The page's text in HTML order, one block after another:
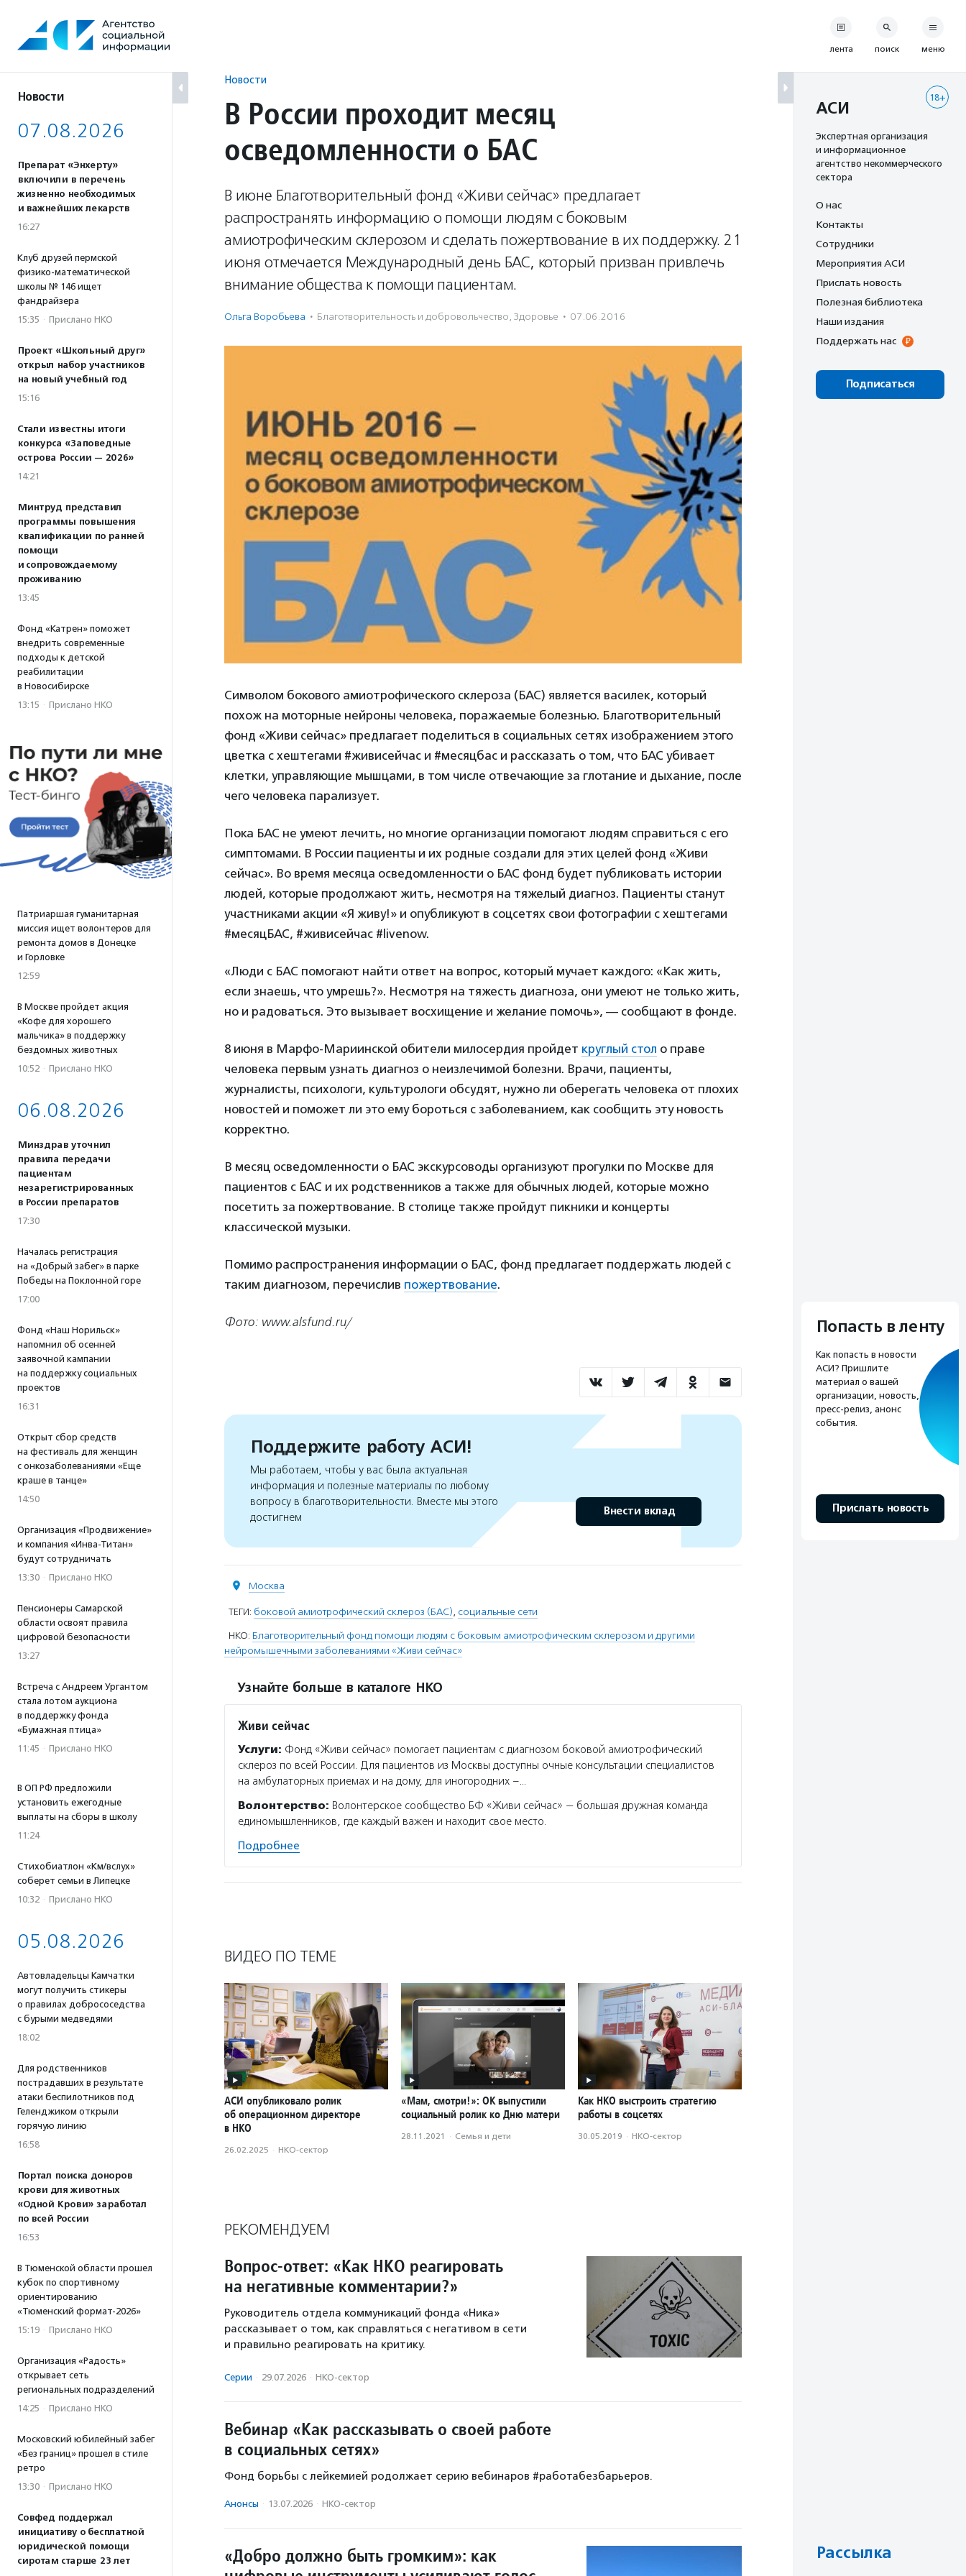
содержанию
Новости
07.08.2026
Препарат «Энхерту»
включили в перечень
жизненно необходимых
и важнейших лекарств
16:27
Клуб друзей пермской
физико-математической
школы № 146 ищет
фандрайзера
15:35 · Прислано НКО
Проект «Школьный друг»
открыл набор участников
на новый учебный год
15:16
Стали известны итоги
конкурса «Заповедные
острова России — 2026»
14:21
Минтруд представил
программы повышения
квалификации по ранней
помощи
и сопровождаемому
проживанию
13:45
Фонд «Катрен» поможет
внедрить современные
подходы к детской
реабилитации
в Новосибирске
13:15 · Прислано НКО
Патриаршая гуманитарная
миссия ищет волонтеров для
ремонта домов в Донецке
и Горловке
12:59
В Москве пройдет акция
«Кофе для хорошего
мальчика» в поддержку
бездомных животных
10:52 · Прислано НКО
06.08.2026
Минздрав уточнил
правила передачи
пациентам
незарегистрированных
в России препаратов
17:30
Началась регистрация
на «Добрый забег» в парке
Победы на Поклонной горе
17:00
Фонд «Наш Норильск»
напомнил об осенней
заявочной кампании
на поддержку социальных
проектов
16:31
Открыт сбор средств
на фестиваль для женщин
с онкозаболеваниями «Еще
краше в танце»
14:50
Организация «Продвижение»
и компания «Инва-Титан»
будут сотрудничать
13:30 · Прислано НКО
Пенсионеры Самарской
области освоят правила
цифровой безопасности
13:27
Встреча с Андреем Ургантом
стала лотом аукциона
в поддержку фонда
«Бумажная птица»
11:45 · Прислано НКО
В ОП РФ предложили
установить ежегодные
выплаты на сборы в школу
11:24
Стихобиатлон «Км/вслух»
соберет семьи в Липецке
10:32 · Прислано НКО
05.08.2026
Автовладельцы Камчатки
могут получить стикеры
о правилах добрососедства
с бурыми медведями
18:02
Для родственников
пострадавших в результате
атаки беспилотников под
Геленджиком открыли
горячую линию
16:58
Портал поиска доноров
крови для животных
«Одной Крови» заработал
по всей России
16:53
В Тюменской области прошел
кубок по спортивному
ориентированию
«Тюменский формат-2026»
15:19 · Прислано НКО
Организация «Радость»
открывает сеть
региональных подразделений
14:25 · Прислано НКО
Московский юбилейный забег
«Без границ» прошел в стиле
ретро
13:30 · Прислано НКО
Совфед поддержал
инициативу о бесплатной
юридической помощи
сиротам старше 23 лет
Новости
В России проходит месяц
осведомленности о БАС
В июне Благотворительный фонд «Живи сейчас» предлагает
распространять информацию о помощи людям с боковым
амиотрофическим склерозом и сделать пожертвование в их поддержку. 21
июня отмечается Международный день БАС, который призван привлечь
внимание общества к помощи пациентам.
Ольга Воробьева · Благотвори­тель­ность и доброволь­чест­во, Здоровье · 07.06.2016
Символом бокового амиотрофического склероза (БАС) является василек, который
похож на моторные нейроны человека, поражаемые болезнью. Благотворительный
фонд «Живи сейчас» предлагает поделиться в социальных сетях изображением этого
цветка с хештегами #живисейчас и #месяцбас и рассказать о том, что БАС убивает
клетки, управляющие мышцами, в том числе отвечающие за глотание и дыхание, после
чего человека парализует.
Пока БАС не умеют лечить, но многие организации помогают людям справиться с его
симптомами. В России пациенты и их родные создали для этих целей фонд «Живи
сейчас». Во время месяца осведомленности о БАС фонд будет публиковать истории
людей, которые продолжают жить, несмотря на тяжелый диагноз. Пациенты станут
участниками акции «Я живу!» и опубликуют в соцсетях свои фотографии с хештегами
#месяцБАС, #живисейчас #livenow.
«Люди с БАС помогают найти ответ на вопрос, который мучает каждого: «Как жить,
если знаешь, что умрешь?». Несмотря на тяжесть диагноза, они умеют не только жить,
но и радоваться. Это вызывает восхищение и желание помочь», — сообщают в фонде.
8 июня в Марфо-Мариинской обители милосердия пройдет круглый стол о праве
человека первым узнать диагноз о неизлечимой болезни. Врачи, пациенты,
журналисты, психологи, культурологи обсудят, нужно ли оберегать человека от плохих
новостей и поможет ли это ему бороться с заболеванием, как сообщить эту новость
корректно.
В месяц осведомленности о БАС экскурсоводы организуют прогулки по Москве для
пациентов с БАС и их родственников а также для обычных людей, которые можно
посетить за пожертвование. В столице также пройдут пикники и концерты
классической музыки.
Помимо распространения информации о БАС, фонд предлагает поддержать людей с
таким диагнозом, перечислив пожертвование.
Фото: www.alsfund.ru/
Поддержите работу АСИ!
Мы работаем, чтобы у вас была актуальная
информация и полезные материалы по любому
вопросу в благотворительности. Вместе мы этого
достигнем
Внести вклад
Москва
ТЕГИ: боковой амиотрофический склероз (БАС), социальные сети
НКО: Благотворительный фонд помощи людям с боковым амиотрофическим склерозом и другими
нейромышечными заболеваниями «Живи сейчас»
Узнайте больше в каталоге НКО
Живи сейчас
Услуги: Фонд «Живи сейчас» помогает пациентам с диагнозом боковой амиотрофический
склероз по всей России. Для пациентов из Москвы доступны очные консультации специалистов
на амбулаторных приемах и на дому, для иногородних –…
Волонтерство: Волонтерское сообщество БФ «Живи сейчас» — большая дружная команда
единомышленников, где каждый важен и находит свое место.
Подробнее
ВИДЕО ПО ТЕМЕ
АСИ опубликовало ролик
об операционном директоре
в НКО
26.02.2025 · НКО-сектор
«Мам, смотри!»: ОК выпустили
социальный ролик ко Дню матери
28.11.2021 · Семья и дети
Как НКО выстроить стратегию
работы в соцсетях
30.05.2019 · НКО-сектор
РЕКОМЕНДУЕМ
Вопрос-ответ: «Как НКО реагировать
на негативные комментарии?»
Руководитель отдела коммуникаций фонда «Ника»
рассказывает о том, как справляться с негативом в сети
и правильно реагировать на критику.
Серии · 29.07.2026 · НКО-сектор
Вебинар «Как рассказывать о своей работе
в социальных сетях»
Фонд борьбы с лейкемией родолжает серию вебинаров #работабезбарьеров.
Анонсы · 13.07.2026 · НКО-сектор
«Добро должно быть громким»: как
лента поиск меню
18+
АСИ
Экспертная организация
и информационное
агентство некоммерческого
сектора
О нас
Контакты
Сотрудники
Мероприятия АСИ
Прислать новость
Полезная библиотека
Наши издания
Поддержать нас
Подписаться
Попасть в ленту
Как попасть в новости
АСИ? Пришлите
материал о вашей
организации, новость,
пресс-релиз, анонс
события.
Прислать новость
Рассылка